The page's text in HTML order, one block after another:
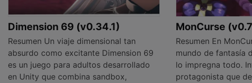
Dimension 69 (v0.34.1)
Resumen Un viaje dimensional tan
absurdo como excitante Dimension 69
es un juego para adultos desarrollado
en Unity que combina sandbox,
MonCurse
Resumen En
mundo de fantasía
lo impregna todo.
protagonista que